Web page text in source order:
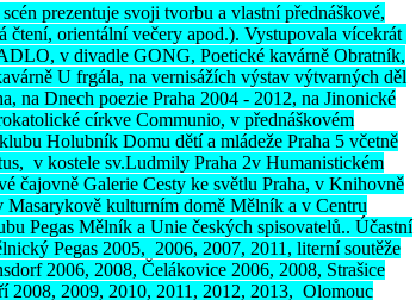
prezentuje svoji tvorbu a vlastní přednáškové,
čtení, orientální večery apod.). Vystupovala vícekrát
v divadle GONG, Poetické kavárně Obratník,
U frgála, na vernisážích výstav výtvarných děl
na Dnech poezie Praha 2004 - 2012, na Jinonické
církve Communio, v přednáškovém
Holubník Domu dětí a mládeže Praha 5 včetně
v kostele sv.Ludmily Praha 2v Humanistickém
čajovně Galerie Cesty ke světlu Praha, v Knihovně
kulturním domě Mělník a v Centru
Pegas Mělník a Unie českých spisovatelů.. Účastní
Pegas 2005, 2006, 2007, 2011, literní soutěže
2006, 2008, Čelákovice 2006, 2008, Strašice
2008, 2009, 2010, 2011, 2012, 2013, Olomouc